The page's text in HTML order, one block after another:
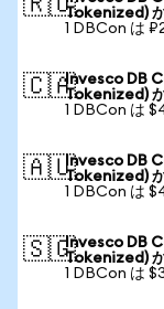
🇷🇺Tokenized)
1 DBCon は
🇨🇦Invesco DB
Tokenized)
1 DBCon は
🇦🇺Invesco DB
Tokenized)
1 DBCon は
🇸🇬Invesco DB
Tokenized)
1 DBCon は